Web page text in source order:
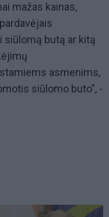
mažas kainas,
butą ar kitą
asmenims,
siūlomo buto", -